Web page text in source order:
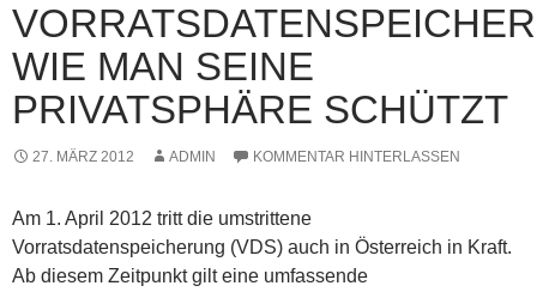
WIE MAN SEINE
PRIVATSPHÄRE SCHÜTZT
27. MÄRZ 2012 ADMIN KOMMENTAR HINTERLASSEN
Am 1. April 2012 tritt die umstrittene
Vorratsdatenspeicherung (VDS) auch in Österreich in Kraft.
Ab diesem Zeitpunkt gilt eine umfassende